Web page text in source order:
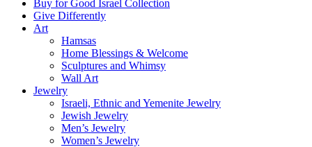
Buy for Good Israel Collection
Give Differently
Art
Hamsas
Home Blessings & Welcome
Sculptures and Whimsy
Wall Art
Jewelry
Israeli, Ethnic and Yemenite Jewelry
Jewish Jewelry
Men’s Jewelry
Women’s Jewelry